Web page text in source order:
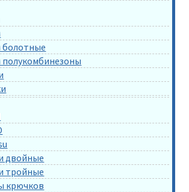
болотные
полукомбинезоны
двойные
тройные
крючков